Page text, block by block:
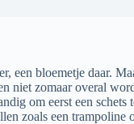
bloemetje daar.
zomaar overal
om eerst een
zoals een trampoline